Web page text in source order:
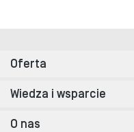
Oferta
Wiedza i wsparcie
O nas